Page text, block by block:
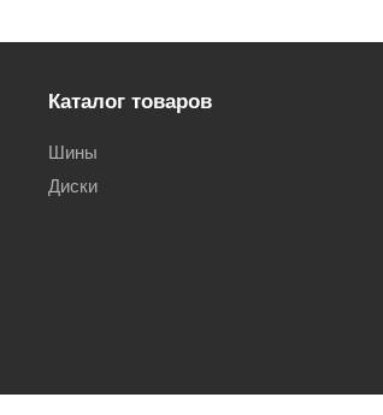
Каталог товаров
Шины
Диски